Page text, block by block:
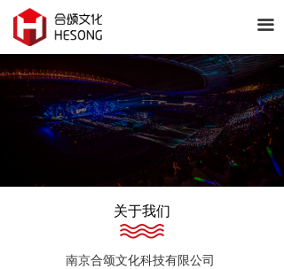
끀
首页
关于我们
服务项目
服务优势
新闻资讯
关于我们
南京合颂文化科技有限公司